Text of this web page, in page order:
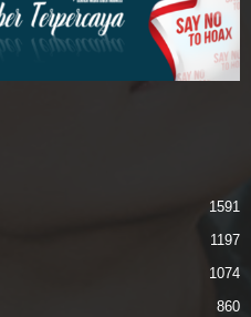
1591
1197
1074
860